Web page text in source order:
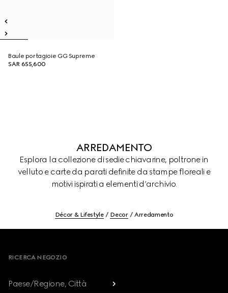
Baule portagioie GG Supreme
SAR 655,600
ARREDAMENTO
Esplora la collezione di sedie chiavarine, poltrone in
velluto e carte da parati definite da stampe floreali e
motivi ispirati a elementi d’archivio.
Décor & Lifestyle Decor Arredamento
RICERCA NEGOZIO
Paese/Regione, Città